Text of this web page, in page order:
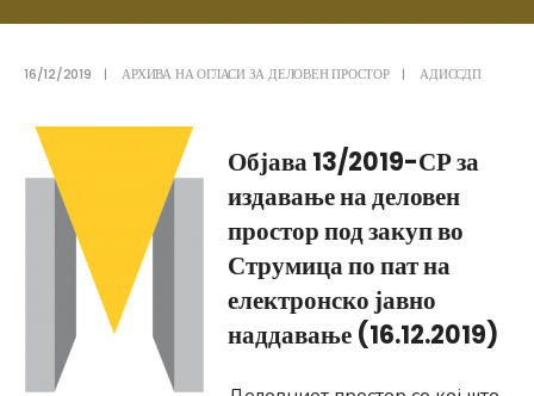
16/12/2019 | АРХИВА НА ОГЛАСИ ЗА ДЕЛОВЕН ПРОСТОР | АДИССДП
Објава 13/2019-СР за
издавање на деловен
простор под закуп во
Струмица по пат на
електронско јавно
наддавање (16.12.2019)